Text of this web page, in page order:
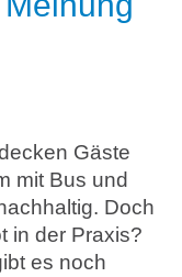
Gäste
mit Bus und
Doch
in der Praxis?
es noch